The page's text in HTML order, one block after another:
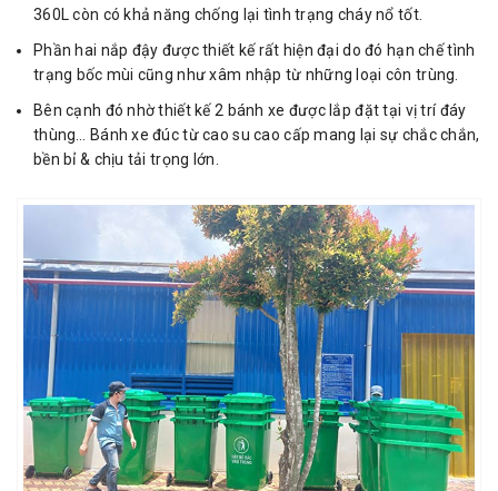
360L còn có khả năng chống lại tình trạng cháy nổ tốt.
Phần hai nắp đậy được thiết kế rất hiện đại do đó hạn chế tình
trạng bốc mùi cũng như xâm nhập từ những loại côn trùng.
Bên cạnh đó nhờ thiết kế 2 bánh xe được lắp đặt tại vị trí đáy
thùng… Bánh xe đúc từ cao su cao cấp mang lại sự chắc chắn,
bền bỉ & chịu tải trọng lớn.